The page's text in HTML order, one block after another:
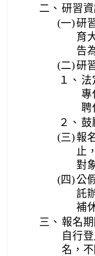
二、 研習
(一)研
育
告
(二)研
１、 法
專
聘
２、 鼓
(三) 報
止
對
(四) 公
託
補
三、 報名
自行
名，